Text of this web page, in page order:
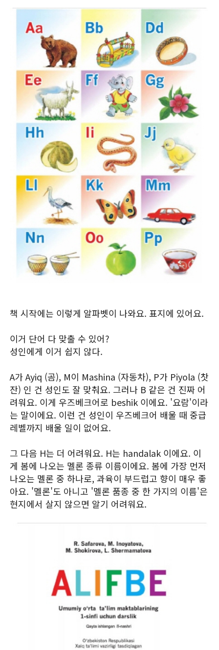
책 시작에는 이렇게 알파벳이 나와요. 표지에 있어요.
이거 단어 다 맞출 수 있어?
성인에게 이거 쉽지 않다.
A가 Ayiq (곰), M이 Mashina (자동차), P가 Piyola (찻
잔) 인 건 성인도 잘 맞춰요. 그러나 B 같은 건 진짜 어
려워요. 이게 우즈베크어로 beshik 이에요. '요람'이라
는 말이에요. 이런 건 성인이 우즈베크어 배울 때 중급
레벨까지 배울 일이 없어요.
그 다음 H는 더 어려워요. H는 handalak 이에요. 이
게 봄에 나오는 멜론 종류 이름이에요. 봄에 가장 먼저
나오는 멜론 중 하나로, 과육이 부드럽고 향이 매우 좋
아요. '멜론'도 아니고 '멜론 품종 중 한 가지의 이름'은
현지에서 살지 않으면 알기 어려워요.